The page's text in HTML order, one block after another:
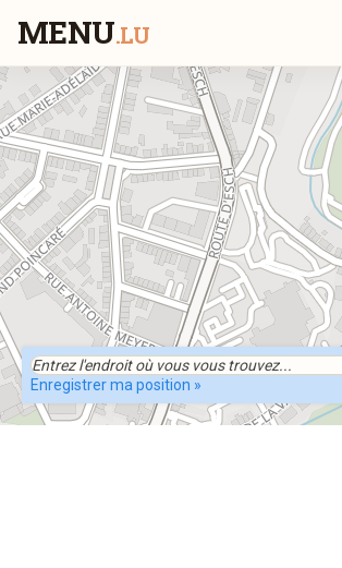
MENU.LU
Enregistrer ma position »